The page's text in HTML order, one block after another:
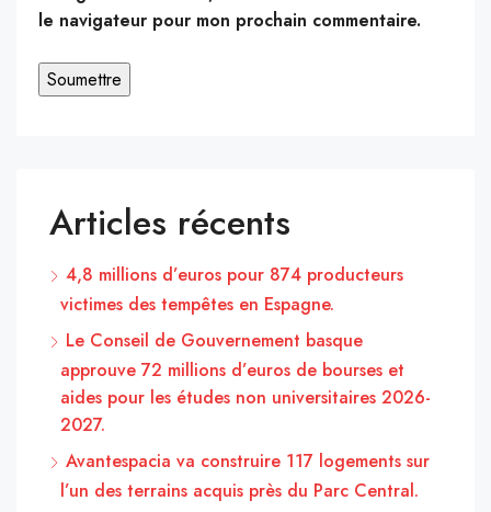
le navigateur pour mon prochain commentaire.
Articles récents
4,8 millions d’euros pour 874 producteurs
victimes des tempêtes en Espagne.
Le Conseil de Gouvernement basque
approuve 72 millions d’euros de bourses et
aides pour les études non universitaires 2026-
2027.
Avantespacia va construire 117 logements sur
l’un des terrains acquis près du Parc Central.